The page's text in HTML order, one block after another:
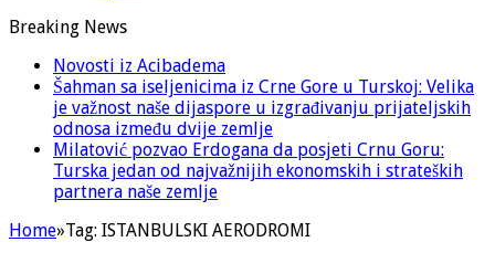
Breaking News
Novosti iz Acibadema
Šahman sa iseljenicima iz Crne Gore u Turskoj: Velika
je važnost naše dijaspore u izgrađivanju prijateljskih
odnosa između dvije zemlje
Milatović pozvao Erdogana da posjeti Crnu Goru:
Turska jedan od najvažnijih ekonomskih i strateških
partnera naše zemlje
Home»Tag: ISTANBULSKI AERODROMI